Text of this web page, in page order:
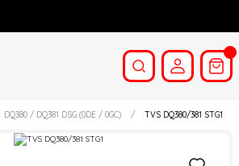
DQ380 / DQ381 DSG (0DE / 0GC) TVS DQ380/381 STG1